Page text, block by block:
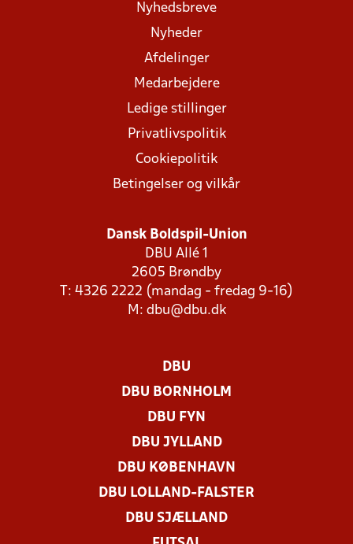
Nyhedsbreve
Nyheder
Afdelinger
Medarbejdere
Ledige stillinger
Privatlivspolitik
Cookiepolitik
Betingelser og vilkår
Dansk Boldspil-Union
DBU Allé 1
2605 Brøndby
T: 4326 2222 (mandag - fredag 9-16)
M: dbu@dbu.dk
DBU
DBU BORNHOLM
DBU FYN
DBU JYLLAND
DBU KØBENHAVN
DBU LOLLAND-FALSTER
DBU SJÆLLAND